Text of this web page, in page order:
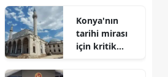
Konya'nın
tarihi mirası
için kritik